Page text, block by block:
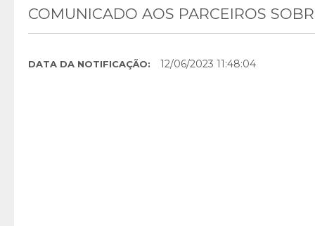
COMUNICADO AOS PARCEIROS
DATA DA NOTIFICAÇÃO: 12/06/2023 11:48:04